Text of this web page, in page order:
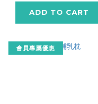
ADD TO CART
會員專屬優惠